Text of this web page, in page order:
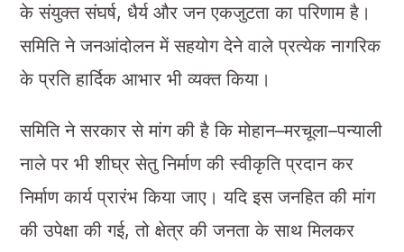
के संयुक्त संघर्ष, धैर्य और जन एकजुटता का परिणाम है।
समिति ने जनआंदोलन में सहयोग देने वाले प्रत्येक नागरिक
के प्रति हार्दिक आभार भी व्यक्त किया।
समिति ने सरकार से मांग की है कि मोहान–मरचूला–पन्याली
नाले पर भी शीघ्र सेतु निर्माण की स्वीकृति प्रदान कर
निर्माण कार्य प्रारंभ किया जाए। यदि इस जनहित की मांग
की उपेक्षा की गई, तो क्षेत्र की जनता के साथ मिलकर